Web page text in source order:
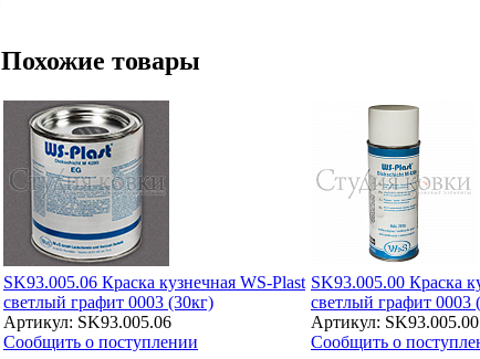
Похожие товары
SK93.005.06 Краска кузнечная WS-Plast
светлый графит 0003 (30кг)
Артикул: SK93.005.06
Сообщить о поступлении
SK93.005.00 Краска
светлый графит 0003
Артикул: SK93.005.00
Сообщить о